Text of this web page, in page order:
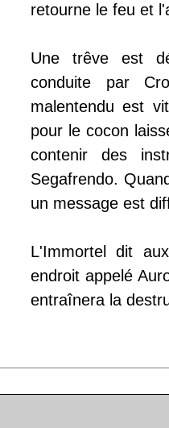
retourne le feu et
Une trêve est
conduite par
malentendu est
pour le cocon
contenir des
Segafrendo.
un message est
L'Immortel dit
endroit appelé
entraînera la